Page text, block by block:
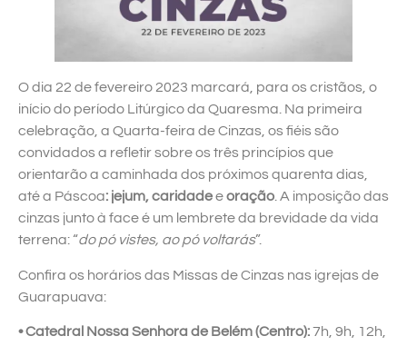
O dia 22 de fevereiro 2023 marcará, para os cristãos, o
início do período Litúrgico da Quaresma. Na primeira
celebração, a Quarta-feira de Cinzas, os fiéis são
convidados a refletir sobre os três princípios que
orientarão a caminhada dos próximos quarenta dias,
até a Páscoa: jejum, caridadeeoração . A imposição das
cinzas junto à face é um lembrete da brevidade da vida
terrena: “do pó vistes, ao pó voltarás”.
Confira os horários das Missas de Cinzas nas igrejas de
Guarapuava:
• Catedral Nossa Senhora de Belém (Centro):7h, 9h, 12h,